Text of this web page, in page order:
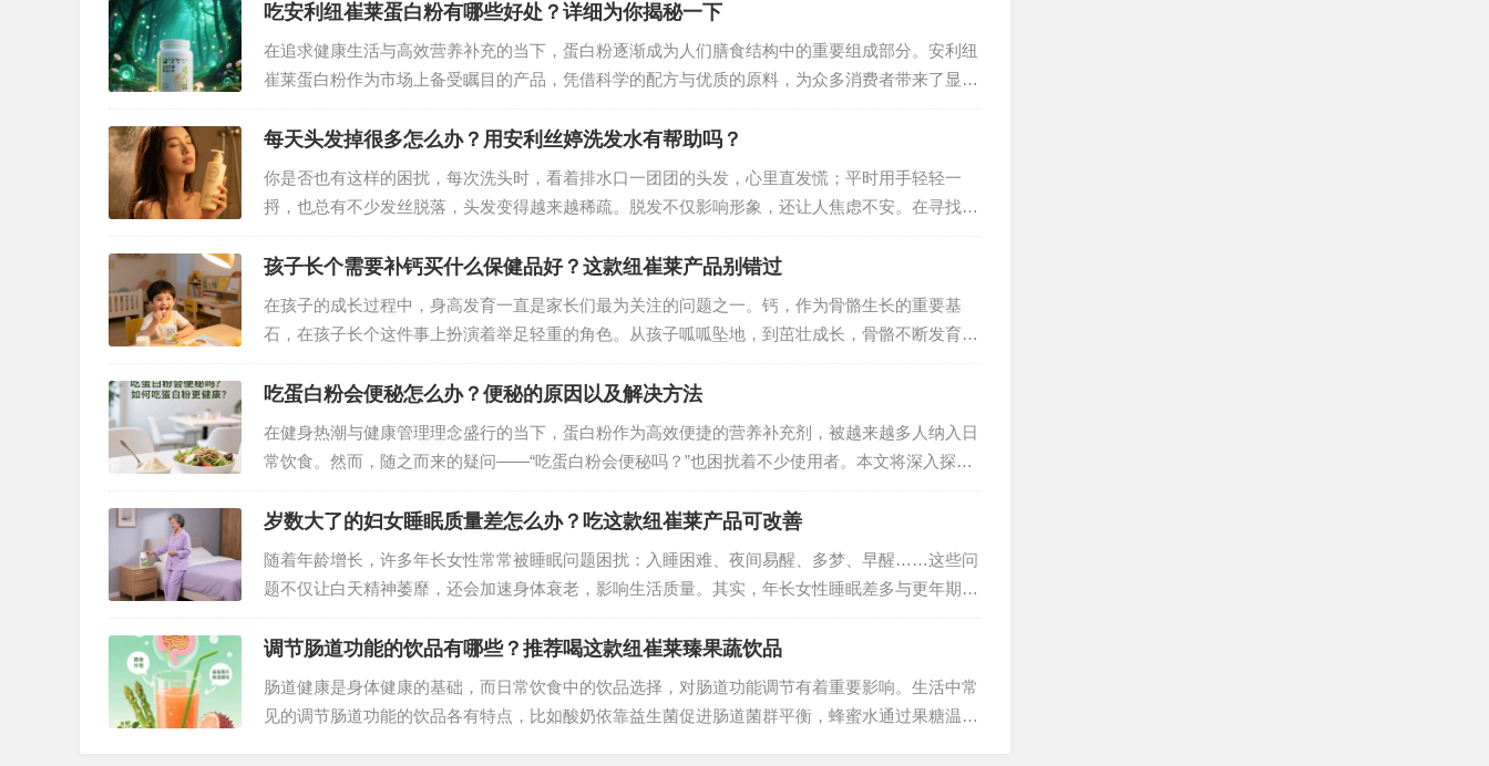
吃安利纽崔莱蛋白粉有哪些好处？详细为你揭秘一下
在追求健康生活与高效营养补充的当下，蛋白粉逐渐成为人们膳食结构中的重要组成部分。安利纽
崔莱蛋白粉作为市场上备受瞩目的产品，凭借科学的配方与优质的原料，为众多消费者带来了显著
的健康益处。究竟食用这款蛋白粉能收获哪些惊喜？下面将为你详细揭秘。…
每天头发掉很多怎么办？用安利丝婷洗发水有帮助吗？
你是否也有这样的困扰，每次洗头时，看着排水口一团团的头发，心里直发慌；平时用手轻轻一
捋，也总有不少发丝脱落，头发变得越来越稀疏。脱发不仅影响形象，还让人焦虑不安。在寻找防
脱洗发水的道路上，很多人听说了安利丝婷洗发水，它真能改善掉发问题吗？今天就来一探究竟。
…
孩子长个需要补钙买什么保健品好？这款纽崔莱产品别错过
在孩子的成长过程中，身高发育一直是家长们最为关注的问题之一。钙，作为骨骼生长的重要基
石，在孩子长个这件事上扮演着举足轻重的角色。从孩子呱呱坠地，到茁壮成长，骨骼不断发育，
钙的充足供应是骨骼健康生长的保障。如果孩子缺钙，可能会出现生长缓慢、骨骼发育不良等问题
，影响孩子一生的健康。所以，为孩子选择一款…
吃蛋白粉会便秘怎么办？便秘的原因以及解决方法
在健身热潮与健康管理理念盛行的当下，蛋白粉作为高效便捷的营养补充剂，被越来越多人纳入日
常饮食。然而，随之而来的疑问——“吃蛋白粉会便秘吗？”也困扰着不少使用者。本文将深入探讨
蛋白粉与便秘的关联、便秘的成因，并提供针对性的解决方法。…
岁数大了的妇女睡眠质量差怎么办？吃这款纽崔莱产品可改善
随着年龄增长，许多年长女性常常被睡眠问题困扰：入睡困难、夜间易醒、多梦、早醒……这些问
题不仅让白天精神萎靡，还会加速身体衰老，影响生活质量。其实，年长女性睡眠差多与更年期激
素变化、身体机能衰退密切相关，而纽崔莱更年期保养片凭借科学配方，能从根源上改善睡眠，让
优质睡眠不再是奢望。…
调节肠道功能的饮品有哪些？推荐喝这款纽崔莱臻果蔬饮品
肠道健康是身体健康的基础，而日常饮食中的饮品选择，对肠道功能调节有着重要影响。生活中常
见的调节肠道功能的饮品各有特点，比如酸奶依靠益生菌促进肠道菌群平衡，蜂蜜水通过果糖温和